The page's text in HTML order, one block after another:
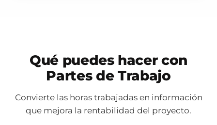
Qué puedes hacer con
Partes de Trabajo
Convierte las horas trabajadas en información
que mejora la rentabilidad del proyecto.